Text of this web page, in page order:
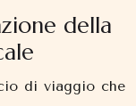
della
di viaggio che